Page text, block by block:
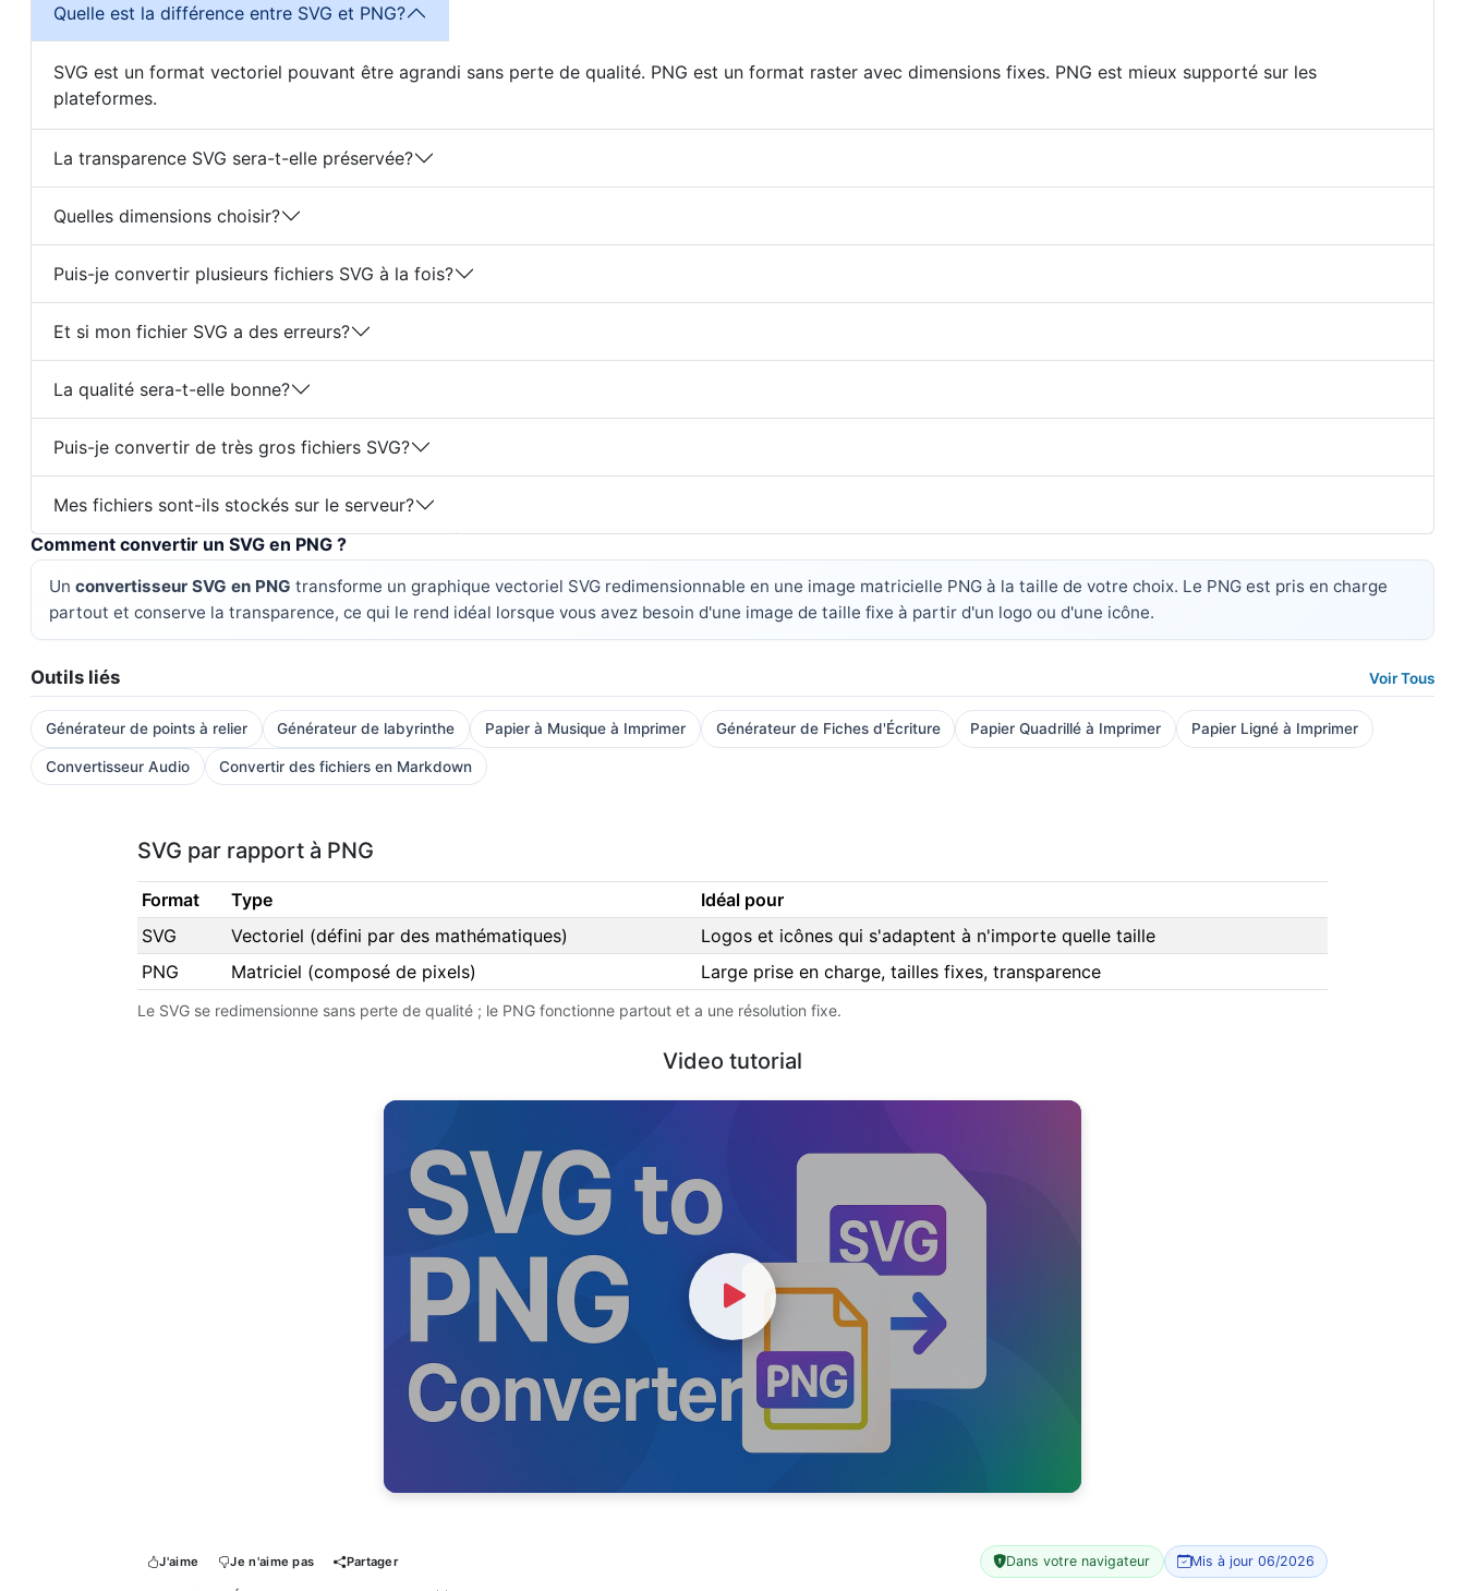
Quelle est la différence entre SVG et PNG?
SVG est un format vectoriel pouvant être agrandi sans perte de qualité. PNG est un format raster avec dimensions fixes. PNG est mieux supporté sur les
plateformes.
La transparence SVG sera-t-elle préservée?
Quelles dimensions choisir?
Puis-je convertir plusieurs fichiers SVG à la fois?
Et si mon fichier SVG a des erreurs?
La qualité sera-t-elle bonne?
Puis-je convertir de très gros fichiers SVG?
Mes fichiers sont-ils stockés sur le serveur?
Comment convertir un SVG en PNG ?
Un convertisseur SVG en PNG transforme un graphique vectoriel SVG redimensionnable en une image matricielle PNG à la taille de votre choix. Le PNG est pris en charge
partout et conserve la transparence, ce qui le rend idéal lorsque vous avez besoin d'une image de taille fixe à partir d'un logo ou d'une icône.
Outils liés Voir Tous
Générateur de points à relier Générateur de labyrinthe Papier à Musique à Imprimer Générateur de Fiches d'Écriture Papier Quadrillé à Imprimer Papier Ligné à Imprimer
Convertisseur Audio Convertir des fichiers en Markdown
SVG par rapport à PNG
Format Type
Idéal pour
SVG
Vectoriel (défini par des mathématiques)
Logos et icônes qui s'adaptent à n'importe quelle taille
PNG
Matriciel (composé de pixels) Large prise en charge, tailles fixes, transparence
Le SVG se redimensionne sans perte de qualité ; le PNG fonctionne partout et a une résolution fixe.
Video tutorial
Watch Video
J'aime Je n'aime pas Partager Dans votre navigateur Mis à jour 06/2026